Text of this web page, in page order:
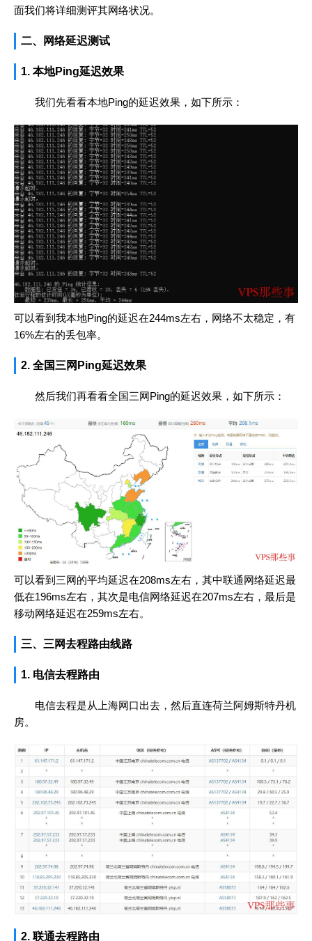
面我们将详细测评其网络状况。
二、网络延迟测试
1. 本地Ping延迟效果
我们先看看本地Ping的延迟效果，如下所示：
可以看到我本地Ping的延迟在244ms左右，网络不太稳定，有
16%左右的丢包率。
2. 全国三网Ping延迟效果
然后我们再看看全国三网Ping的延迟效果，如下所示：
可以看到三网的平均延迟在208ms左右，其中联通网络延迟最
低在196ms左右，其次是电信网络延迟在207ms左右，最后是
移动网络延迟在259ms左右。
三、三网去程路由线路
1. 电信去程路由
电信去程是从上海网口出去，然后直连荷兰阿姆斯特丹机
房。
2. 联通去程路由